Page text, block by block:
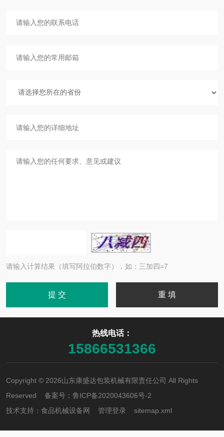
请输入计算结果（填写阿拉伯数字），如：三加四=7
热线电话：
15866531366
Copyright © 2026山东康盛达包装机械有限责任公司 All Rights
Reserved 备案号： 鲁ICP备2020043606号-2
技术支持： 食品机械设备网 管理登录 sitemap.xml